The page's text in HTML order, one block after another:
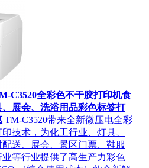
C3520全彩色不干胶打印机食
展会、洗浴用品彩色标签打
TM-C3520带来全新微压电全彩
技术，为化工行业、灯具、
送、展会、景区门票、鞋服
等行业提供了高生产力彩色